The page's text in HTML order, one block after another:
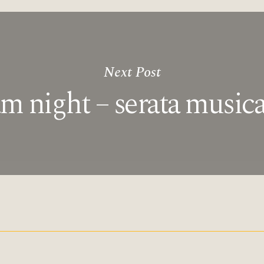
Next Post
night – serata